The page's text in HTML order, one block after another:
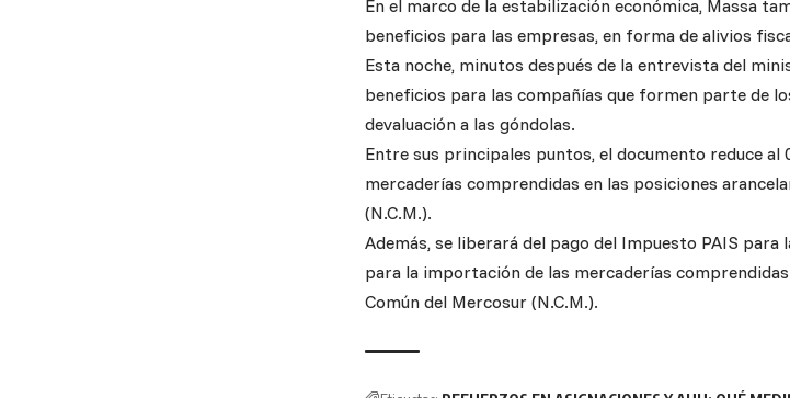
En el marco de la estabilización económica, Massa
beneficios para las empresas, en forma de alivios
Esta noche, minutos después de la entrevista del
beneficios para las compañías que formen parte de
devaluación a las góndolas.
Entre sus principales puntos, el documento reduce
mercaderías comprendidas en las posiciones
(N.C.M.).
Además, se liberará del pago del Impuesto PAIS
para la importación de las mercaderías
Común del Mercosur (N.C.M.).